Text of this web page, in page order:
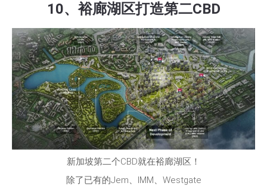
10、裕廊湖区打造第二CBD
新加坡第二个CBD就在裕廊湖区！
除了已有的Jem、IMM、Westgate